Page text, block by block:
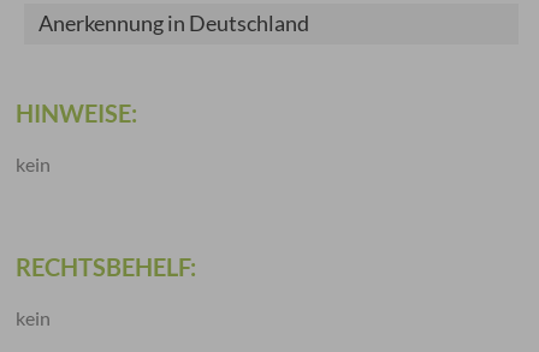
Anerkennung in Deutschland
HINWEISE:
kein
RECHTSBEHELF:
kein